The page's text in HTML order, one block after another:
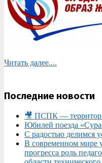
Читать далее....
Последние новости
🎥 ПСПК —
Юбилей поезда
С радостью делимся
В современном мире
прогресса роль